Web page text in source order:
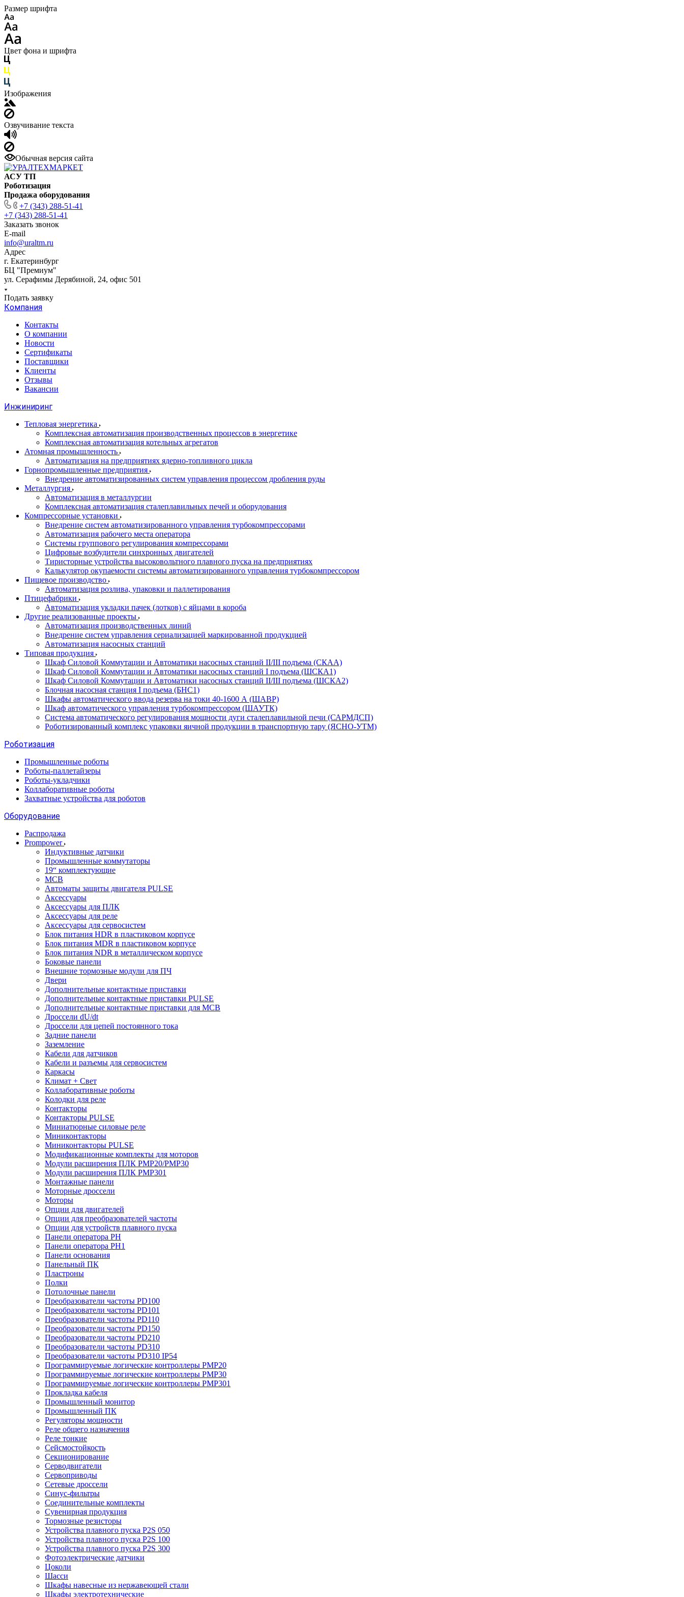
Размер шрифта
Цвет фона и шрифта
Изображения
Озвучивание текста
Обычная версия сайта
АСУ ТП
Роботизация
Продажа оборудования
+7 (343) 288-51-41
+7 (343) 288-51-41
Заказать звонок
E-mail
info@uraltm.ru
Адрес
г. Екатеринбург
БЦ "Премиум"
ул. Серафимы Дерябиной, 24, офис 501
Подать заявку
Компания
Контакты
О компании
Новости
Сертификаты
Поставщики
Клиенты
Отзывы
Вакансии
Инжиниринг
Тепловая энергетика
Комплексная автоматизация производственных процессов в энергетике
Комплексная автоматизация котельных агрегатов
Атомная промышленность
Автоматизация на предприятиях ядерно-топливного цикла
Горнопромышленные предприятия
Внедрение автоматизированных систем управления процессом дробления руды
Металлургия
Автоматизация в металлургии
Комплексная автоматизация сталеплавильных печей и оборудования
Компрессорные установки
Внедрение систем автоматизированного управления турбокомпрессорами
Автоматизация рабочего места оператора
Системы группового регулирования компрессорами
Цифровые возбудители синхронных двигателей
Тиристорные устройства высоковольтного плавного пуска на предприятиях
Калькулятор окупаемости системы автоматизированного управления турбокомпрессором
Пищевое производство
Автоматизация розлива, упаковки и паллетирования
Птицефабрики
Автоматизация укладки пачек (лотков) с яйцами в короба
Другие реализованные проекты
Автоматизация производственных линий
Внедрение систем управления сериализацией маркированной продукцией
Автоматизация насосных станций
Типовая продукция
Шкаф Силовой Коммутации и Автоматики насосных станций II/III подъема (СКАА)
Шкаф Силовой Коммутации и Автоматики насосных станций I подъема (ШСКА1)
Шкаф Силовой Коммутации и Автоматики насосных станций II/III подъема (ШСКА2)
Блочная насосная станция I подъема (БНС1)
Шкафы автоматического ввода резерва на токи 40-1600 А (ШАВР)
Шкаф автоматического управления турбокомпрессором (ШАУТК)
Система автоматического регулирования мощности дуги сталеплавильной печи (САРМДСП)
Роботизированный комплекс упаковки яичной продукции в транспортную тару (ЯСНО-УТМ)
Роботизация
Промышленные роботы
Роботы-паллетайзеры
Роботы-укладчики
Коллаборативные роботы
Захватные устройства для роботов
Оборудование
Распродажа
Prompower
Индуктивные датчики
Промышленные коммутаторы
19“ комплектующие
MCB
Автоматы защиты двигателя PULSE
Аксессуары
Аксессуары для ПЛК
Аксессуары для реле
Аксессуары для сервосистем
Блок питания HDR в пластиковом корпусе
Блок питания MDR в пластиковом корпусе
Блок питания NDR в металлическом корпусе
Боковые панели
Внешние тормозные модули для ПЧ
Двери
Дополнительные контактные приставки
Дополнительные контактные приставки PULSE
Дополнительные контактные приставки для MCB
Дроссели dU/dt
Дроссели для цепей постоянного тока
Задние панели
Заземление
Кабели для датчиков
Кабели и разъемы для сервосистем
Каркасы
Климат + Свет
Коллаборативные роботы
Колодки для реле
Контакторы
Контакторы PULSE
Миниатюрные силовые реле
Миниконтакторы
Миниконтакторы PULSE
Модификационные комплекты для моторов
Модули расширения ПЛК PMP20/PMP30
Модули расширения ПЛК PMP301
Монтажные панели
Моторные дроссели
Моторы
Опции для двигателей
Опции для преобразователей частоты
Опции для устройств плавного пуска
Панели оператора PH
Панели оператора PH1
Панели основания
Панельный ПК
Пластроны
Полки
Потолочные панели
Преобразователи частоты PD100
Преобразователи частоты PD101
Преобразователи частоты PD110
Преобразователи частоты PD150
Преобразователи частоты PD210
Преобразователи частоты PD310
Преобразователи частоты PD310 IP54
Программируемые логические контроллеры PMP20
Программируемые логические контроллеры PMP30
Программируемые логические контроллеры PMP301
Прокладка кабеля
Промышленный монитор
Промышленный ПК
Регуляторы мощности
Реле общего назначения
Реле тонкие
Сейсмостойкость
Секционирование
Серводвигатели
Сервоприводы
Сетевые дроссели
Синус-фильтры
Соединительные комплекты
Сувенирная продукция
Тормозные резисторы
Устройства плавного пуска P2S 050
Устройства плавного пуска P2S 100
Устройства плавного пуска P2S 300
Фотоэлектрические датчики
Цоколи
Шасси
Шкафы навесные из нержавеющей стали
Шкафы электротехнические